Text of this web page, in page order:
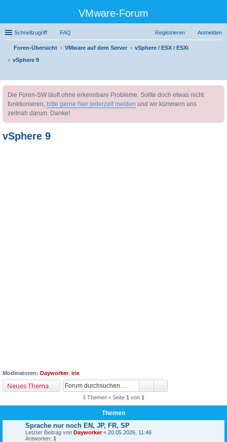
VMware-Forum
Schnellzugriff FAQ Anmelden
Registrieren
Foren-Übersicht VMware auf dem Server
vSphere / ESX / ESXi
vSphere 9
uc
Die Foren-SW läuft ohne erkennbare Probleme. Sollte doch etwas nicht
funktionieren, bitte gerne hier jederzeit melden und wir kümmern uns
zeitnah darum. Danke!
vSphere 9
Moderatoren: Dayworker, irix
Neues Thema
3 Themen • Seite 1 von 1
Themen
Sprache nur noch EN, JP, FR, SP
Letzter Beitrag von Dayworker« 20.05.2026, 11:46
Antworten: 1